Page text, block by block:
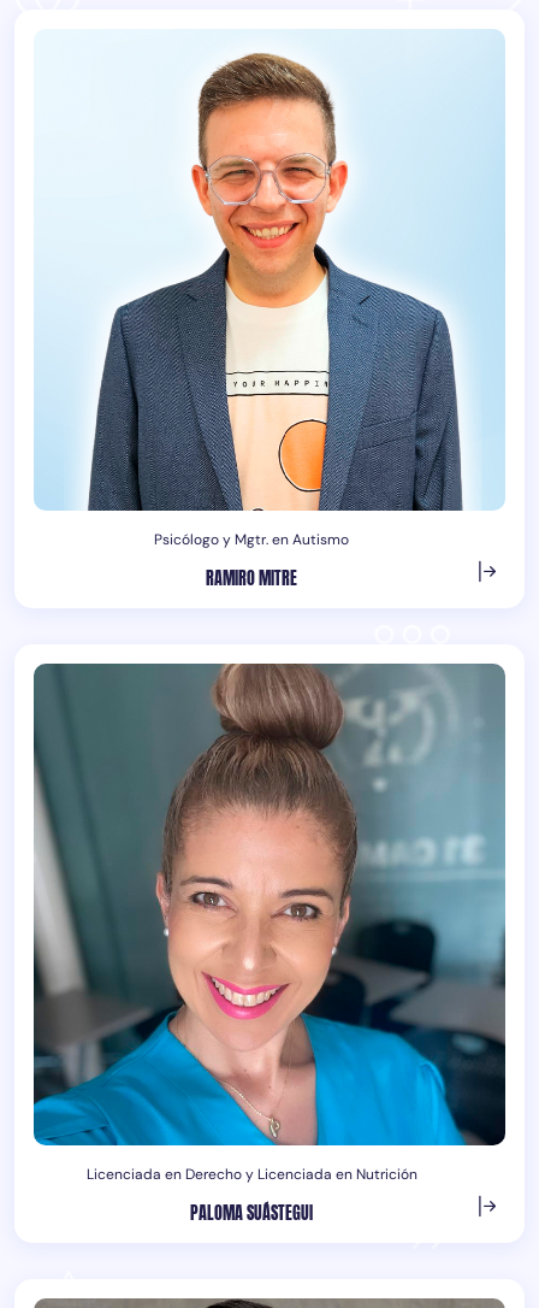
Psicólogo y Mgtr. en Autismo
RAMIRO MITRE
Licenciada en Derecho y Licenciada en Nutrición
PALOMA SUÁSTEGUI